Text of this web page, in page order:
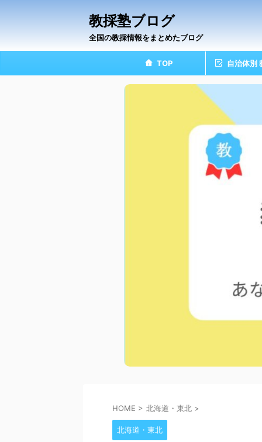
教採塾ブログ
全国の教採情報をまとめたブログ
TOP 自治体別
HOME > 北海道・東北 >
北海道・東北